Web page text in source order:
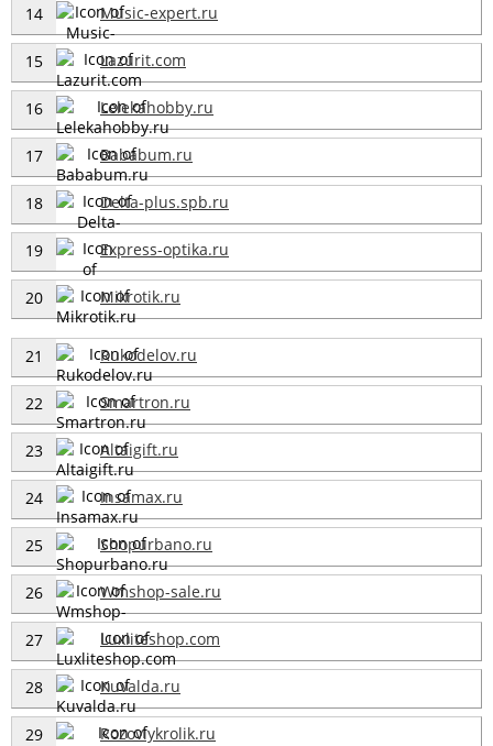
14 Music-expert.ru
15 Lazurit.com
16 Lelekahobby.ru
17 Bababum.ru
18 Delta-plus.spb.ru
19 Express-optika.ru
20 Mikrotik.ru
21 Rukodelov.ru
22 Smartron.ru
23 Altaigift.ru
24 Insamax.ru
25 Shopurbano.ru
26 Wmshop-sale.ru
27 Luxliteshop.com
28 Kuvalda.ru
29 Rozoviykrolik.ru